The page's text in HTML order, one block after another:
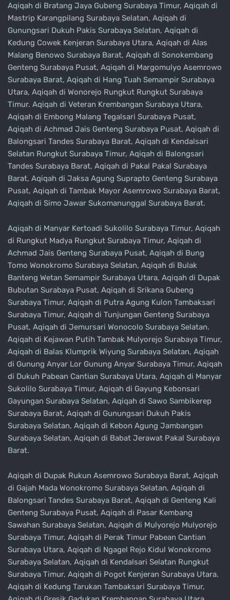
Aqiqah di Bratang Jaya Gubeng Surabaya Timur, Aqiqah di
Mastrip Karangpilang Surabaya Selatan, Aqiqah di
Gunungsari Dukuh Pakis Surabaya Selatan, Aqiqah di
Kedung Cowek Kenjeran Surabaya Utara, Aqiqah di Alas
Malang Benowo Surabaya Barat, Aqiqah di Sonokembang
Genteng Surabaya Pusat, Aqiqah di Margomulyo Asemrowo
Surabaya Barat, Aqiqah di Hang Tuah Semampir Surabaya
Utara, Aqiqah di Wonorejo Rungkut Rungkut Surabaya
Timur. Aqiqah di Veteran Krembangan Surabaya Utara,
Aqiqah di Embong Malang Tegalsari Surabaya Pusat,
Aqiqah di Achmad Jais Genteng Surabaya Pusat, Aqiqah di
Balongsari Tandes Surabaya Barat, Aqiqah di Kendalsari
Selatan Rungkut Surabaya Timur, Aqiqah di Balongsari
Tandes Surabaya Barat, Aqiqah di Pakal Pakal Surabaya
Barat, Aqiqah di Jaksa Agung Suprapto Genteng Surabaya
Pusat, Aqiqah di Tambak Mayor Asemrowo Surabaya Barat,
Aqiqah di Simo Jawar Sukomanunggal Surabaya Barat.
Aqiqah di Manyar Kertoadi Sukolilo Surabaya Timur, Aqiqah
di Rungkut Madya Rungkut Surabaya Timur, Aqiqah di
Achmad Jais Genteng Surabaya Pusat, Aqiqah di Bung
Tomo Wonokromo Surabaya Selatan, Aqiqah di Bulak
Banteng Wetan Semampir Surabaya Utara, Aqiqah di Dupak
Bubutan Surabaya Pusat, Aqiqah di Srikana Gubeng
Surabaya Timur, Aqiqah di Putra Agung Kulon Tambaksari
Surabaya Timur, Aqiqah di Tunjungan Genteng Surabaya
Pusat, Aqiqah di Jemursari Wonocolo Surabaya Selatan.
Aqiqah di Kejawan Putih Tambak Mulyorejo Surabaya Timur,
Aqiqah di Balas Klumprik Wiyung Surabaya Selatan, Aqiqah
di Gunung Anyar Lor Gunung Anyar Surabaya Timur, Aqiqah
di Dukuh Pabean Cantian Surabaya Utara, Aqiqah di Manyar
Sukolilo Surabaya Timur, Aqiqah di Gayung Kebonsari
Gayungan Surabaya Selatan, Aqiqah di Sawo Sambikerep
Surabaya Barat, Aqiqah di Gunungsari Dukuh Pakis
Surabaya Selatan, Aqiqah di Kebon Agung Jambangan
Surabaya Selatan, Aqiqah di Babat Jerawat Pakal Surabaya
Barat.
Aqiqah di Dupak Rukun Asemrowo Surabaya Barat, Aqiqah
di Gajah Mada Wonokromo Surabaya Selatan, Aqiqah di
Balongsari Tandes Surabaya Barat, Aqiqah di Genteng Kali
Genteng Surabaya Pusat, Aqiqah di Pasar Kembang
Sawahan Surabaya Selatan, Aqiqah di Mulyorejo Mulyorejo
Surabaya Timur, Aqiqah di Perak Timur Pabean Cantian
Surabaya Utara, Aqiqah di Ngagel Rejo Kidul Wonokromo
Surabaya Selatan, Aqiqah di Kendalsari Selatan Rungkut
Surabaya Timur, Aqiqah di Pogot Kenjeran Surabaya Utara.
Aqiqah di Kedung Tarukan Tambaksari Surabaya Timur,